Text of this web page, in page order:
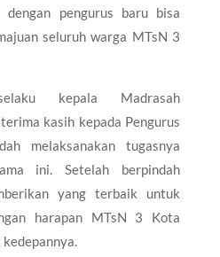
pengurus baru bisa
seluruh warga MTsN 3
kepala Madrasah
kasih kepada Pengurus
melaksanakan tugasnya
ini. Setelah berpindah
yang terbaik untuk
harapan MTsN 3 Kota